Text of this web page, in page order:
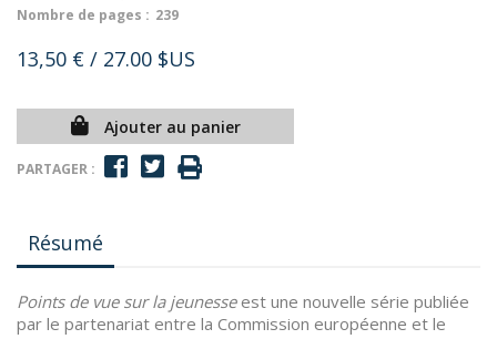
Nombre de pages : 239
13,50 € / 27.00 $US
Ajouter au panier
PARTAGER :
Résumé
Points de vue sur la jeunesseest une nouvelle série publiée
par le partenariat entre la Commission européenne et le